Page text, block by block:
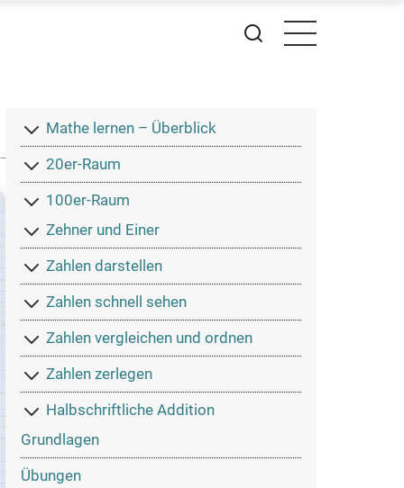
MaHiKo
Hauptmenü
Mathe lernen – Überblick
20er-Raum
100er-Raum
Zehner und Einer
Zahlen darstellen
Zahlen schnell sehen
Zahlen vergleichen und ordnen
Zahlen zerlegen
Halbschriftliche Addition
Grundlagen
Übungen